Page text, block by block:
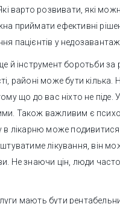
варто розвивати, які
приймати ефективні
пацієнтів у
й інструмент боротьби за
районі може бути
що до вас ніхто не
Також важливим є
в лікарню може подивитися
лікування, він
Не знаючи цін, люди
мають бути